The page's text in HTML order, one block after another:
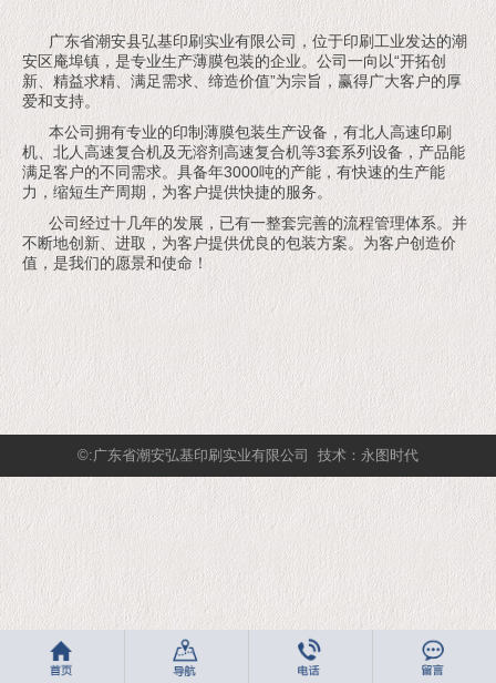
广东省潮安县弘基印刷实业有限公司，位于印刷工业发达的潮
安区庵埠镇，是专业生产薄膜包装的企业。公司一向以“开拓创
新、精益求精、满足需求、缔造价值”为宗旨，赢得广大客户的厚
爱和支持。
本公司拥有专业的印制薄膜包装生产设备，有北人高速印刷
机、北人高速复合机及无溶剂高速复合机等3套系列设备，产品能
满足客户的不同需求。具备年3000吨的产能，有快速的生产能
力，缩短生产周期，为客户提供快捷的服务。
公司经过十几年的发展，已有一整套完善的流程管理体系。并
不断地创新、进取，为客户提供优良的包装方案。为客户创造价
值，是我们的愿景和使命！
©:广东省潮安弘基印刷实业有限公司 技术：永图时代